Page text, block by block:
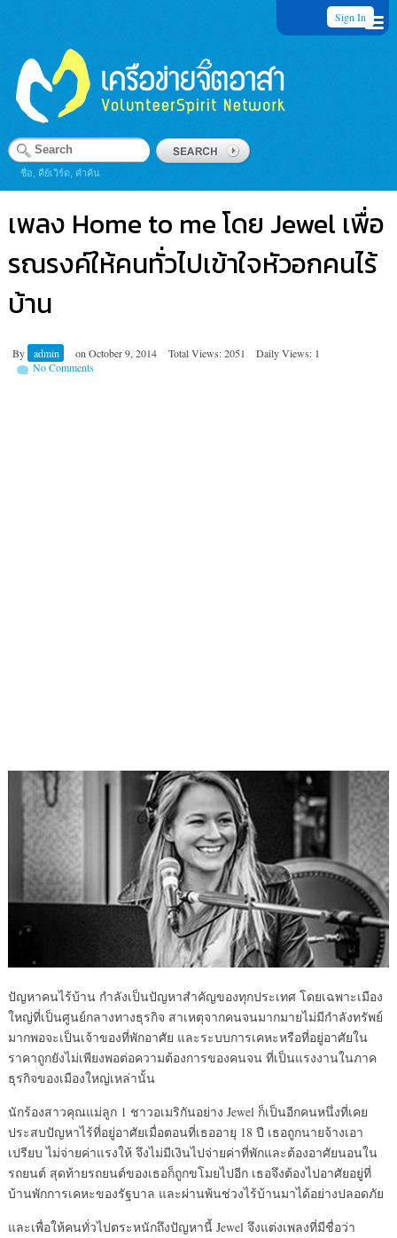
Sign In
ชื่อ, คีย์เวิร์ด, คำค้น
เพลง Home to me โดย Jewel เพื่อ
รณรงค์ให้คนทั่วไปเข้าใจหัวอกคนไร้
บ้าน
By admin on October 9, 2014 Total Views: 2051
Daily Views: 1
No Comments
ปัญหาคนไร้บ้าน กำลังเป็นปัญหาสำคัญของทุกประเทศ โดยเฉพาะเมือง
ใหญ่ที่เป็นศูนย์กลางทางธุรกิจ สาเหตุจากคนจนมากมายไม่มีกำลังทรัพย์
มากพอจะเป็นเจ้าของที่พักอาศัย และระบบการเคหะหรือที่อยู่อาศัยใน
ราคาถูกยังไม่เพียงพอต่อความต้องการของคนจน ที่เป็นแรงงานในภาค
ธุรกิจของเมืองใหญ่เหล่านั้น
นักร้องสาวคุณแม่ลูก 1 ชาวอเมริกันอย่าง Jewel ก็เป็นอีกคนหนึ่งที่เคย
ประสบปัญหาไร้ที่อยู่อาศัยเมื่อตอนที่เธออายุ 18 ปี เธอถูกนายจ้างเอา
เปรียบ ไม่จ่ายค่าแรงให้ จึงไม่มีเงินไปจ่ายค่าที่พักและต้องอาศัยนอนใน
รถยนต์ สุดท้ายรถยนต์ของเธอก็ถูกขโมยไปอีก เธอจึงต้องไปอาศัยอยู่ที่
บ้านพักการเคหะของรัฐบาล และผ่านพ้นช่วงไร้บ้านมาได้อย่างปลอดภัย
และเพื่อให้คนทั่วไปตระหนักถึงปัญหานี้ Jewel จึงแต่งเพลงที่มีชื่อว่า